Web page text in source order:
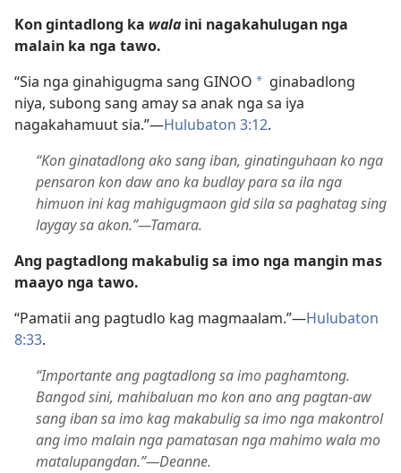
Kon gintadlong ka walaini nagakahulugan nga
malain ka nga tawo.
“Sia nga ginahigugma sang GINOO * ginabadlong
niya, subong sang amay sa anak nga sa iya
nagakahamuut sia.”—Hulubaton 3:12.
“Kon ginatadlong ako sang iban, ginatinguhaan ko nga
pensaron kon daw ano ka budlay para sa ila nga
himuon ini kag mahigugmaon gid sila sa paghatag sing
laygay sa akon.”—Tamara.
Ang pagtadlong makabulig sa imo nga mangin mas
maayo nga tawo.
“Pamatii ang pagtudlo kag magmaalam.”—Hulubaton
8:33.
“Importante ang pagtadlong sa imo paghamtong.
Bangod sini, mahibaluan mo kon ano ang pagtan-aw
sang iban sa imo kag makabulig sa imo nga makontrol
ang imo malain nga pamatasan nga mahimo wala mo
matalupangdan.”—Deanne.